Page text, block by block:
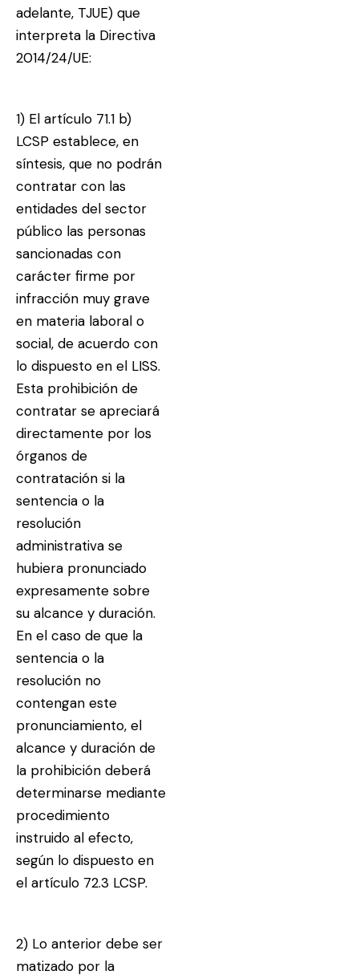
adelante, TJUE) que
interpreta la Directiva
2014/24/UE:
1) El artículo 71.1 b)
LCSP establece, en
síntesis, que no podrán
contratar con las
entidades del sector
público las personas
sancionadas con
carácter firme por
infracción muy grave
en materia laboral o
social, de acuerdo con
lo dispuesto en el LISS.
Esta prohibición de
contratar se apreciará
directamente por los
órganos de
contratación si la
sentencia o la
resolución
administrativa se
hubiera pronunciado
expresamente sobre
su alcance y duración.
En el caso de que la
sentencia o la
resolución no
contengan este
pronunciamiento, el
alcance y duración de
la prohibición deberá
determinarse mediante
procedimiento
instruido al efecto,
según lo dispuesto en
el artículo 72.3 LCSP.
2) Lo anterior debe ser
matizado por la